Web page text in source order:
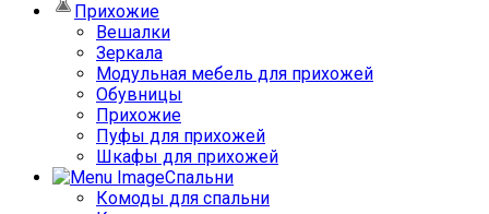
Прихожие
Вешалки
Зеркала
Модульная мебель для прихожей
Обувницы
Прихожие
Пуфы для прихожей
Шкафы для прихожей
Спальни
Комоды для спальни